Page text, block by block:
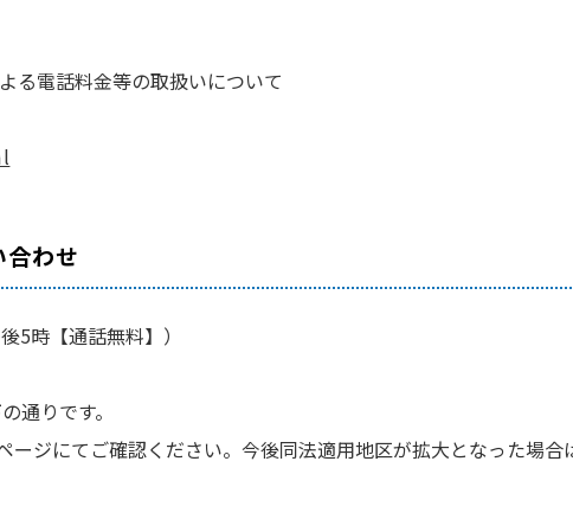
る電話料金等の取扱いについて
わせ
5時【通話無料】）
通りです。
ジにてご確認ください。今後同法適用地区が拡大となった場